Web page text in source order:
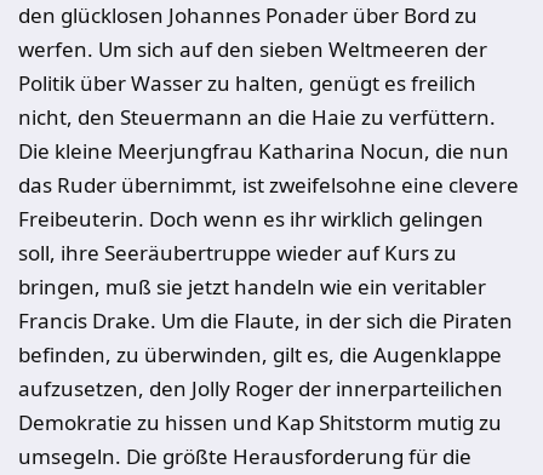
den glücklosen Johannes Ponader über Bord zu
werfen. Um sich auf den sieben Weltmeeren der
Politik über Wasser zu halten, genügt es freilich
nicht, den Steuermann an die Haie zu verfüttern.
Die kleine Meerjungfrau Katharina Nocun, die nun
das Ruder übernimmt, ist zweifelsohne eine clevere
Freibeuterin. Doch wenn es ihr wirklich gelingen
soll, ihre Seeräubertruppe wieder auf Kurs zu
bringen, muß sie jetzt handeln wie ein veritabler
Francis Drake. Um die Flaute, in der sich die Piraten
befinden, zu überwinden, gilt es, die Augenklappe
aufzusetzen, den Jolly Roger der innerparteilichen
Demokratie zu hissen und Kap Shitstorm mutig zu
umsegeln. Die größte Herausforderung für die